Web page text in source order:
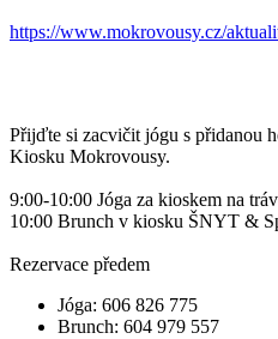
https://www.mokrovousy.cz/
Přijďte si zacvičit jógu s přidanou
Kiosku Mokrovousy.
9:00-10:00 Jóga za kioskem na
10:00 Brunch v kiosku ŠNYT &
Rezervace předem
Jóga: 606 826 775
Brunch: 604 979 557